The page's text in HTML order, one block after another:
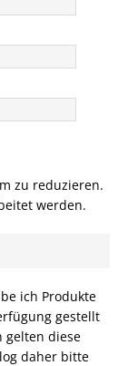
zu reduzieren.
werden.
ich Produkte
gestellt
gelten diese
daher bitte